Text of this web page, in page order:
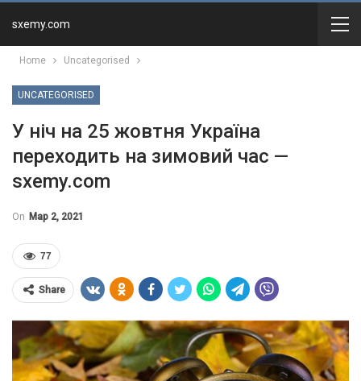
sxemy.com
Home Uncategorised
UNCATEGORISED
У ніч на 25 жовтня Україна
переходить на зимовий час —
sxemy.com
On Мар 2, 2021
77
Share